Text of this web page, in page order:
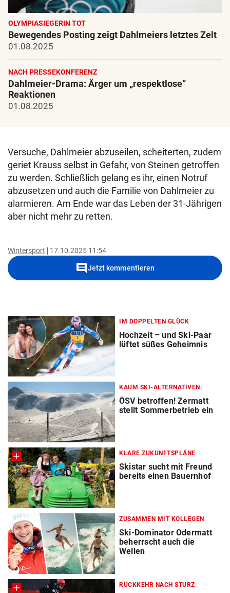
OLYMPIASIEGERIN TOT
Bewegendes Posting zeigt Dahlmeiers letztes Zelt
01.08.2025
NACH PRESSEKONFERENZ
Dahlmeier-Drama: Ärger um „respektlose“
Reaktionen
01.08.2025
Versuche, Dahlmeier abzuseilen, scheiterten, zudem
geriet Krauss selbst in Gefahr, von Steinen getroffen
zu werden. Schließlich gelang es ihr, einen Notruf
abzusetzen und auch die Familie von Dahlmeier zu
alarmieren. Am Ende war das Leben der 31-Jährigen
aber nicht mehr zu retten.
Wintersport 17.10.2025 11:54
commentJetzt kommentieren
IM DOPPELTEN GLÜCK
Hochzeit – und Ski-Paar
lüftet süßes Geheimnis
KAUM SKI-ALTERNATIVEN:
ÖSV betroffen! Zermatt
stellt Sommerbetrieb ein
KLARE ZUKUNFTSPLÄNE
Skistar sucht mit Freund
bereits einen Bauernhof
ZUSAMMEN MIT KOLLEGEN
Ski-Dominator Odermatt
beherrscht auch die
Wellen
RÜCKKEHR NACH STURZ